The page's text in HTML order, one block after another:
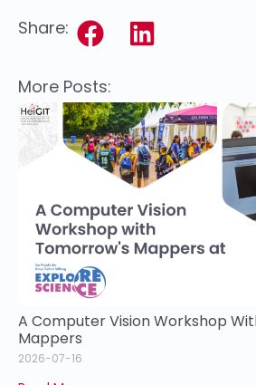
Share:
More Posts:
A Computer Vision Workshop
Mappers
2026-07-16